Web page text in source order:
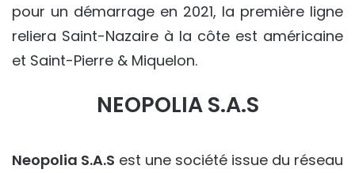
pour un démarrage en 2021, la première ligne
reliera Saint-Nazaire à la côte est américaine
et Saint-Pierre & Miquelon.
NEOPOLIA S.A.S
Neopolia S.A.S est une société issue du réseau